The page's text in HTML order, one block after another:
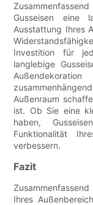
Gusseisen eine
Ausstattung Ihres
Investition für
langlebige
Außenraum
ist. Ob Sie eine
haben,
Funktionalität
verbessern.
Fazit
Ihres